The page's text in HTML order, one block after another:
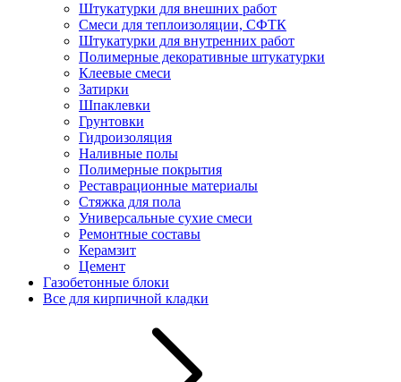
Штукатурки для внешних работ
Смеси для теплоизоляции, СФТК
Штукатурки для внутренних работ
Полимерные декоративные штукатурки
Клеевые смеси
Затирки
Шпаклевки
Грунтовки
Гидроизоляция
Наливные полы
Полимерные покрытия
Реставрационные материалы
Стяжка для пола
Универсальные сухие смеси
Ремонтные составы
Керамзит
Цемент
Газобетонные блоки
Все для кирпичной кладки